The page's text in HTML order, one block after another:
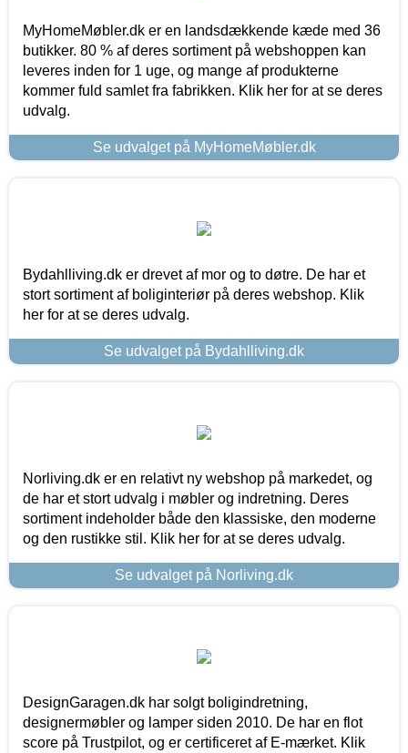
MyHomeMøbler.dk er en landsdækkende kæde med 36
butikker. 80 % af deres sortiment på webshoppen kan
leveres inden for 1 uge, og mange af produkterne
kommer fuld samlet fra fabrikken. Klik her for at se deres
udvalg.
Se udvalget på MyHomeMøbler.dk
Bydahlliving.dk er drevet af mor og to døtre. De har et
stort sortiment af boliginteriør på deres webshop. Klik
her for at se deres udvalg.
Se udvalget på Bydahlliving.dk
Norliving.dk er en relativt ny webshop på markedet, og
de har et stort udvalg i møbler og indretning. Deres
sortiment indeholder både den klassiske, den moderne
og den rustikke stil. Klik her for at se deres udvalg.
Se udvalget på Norliving.dk
DesignGaragen.dk har solgt boligindretning,
designermøbler og lamper siden 2010. De har en flot
score på Trustpilot, og er certificeret af E-mærket. Klik